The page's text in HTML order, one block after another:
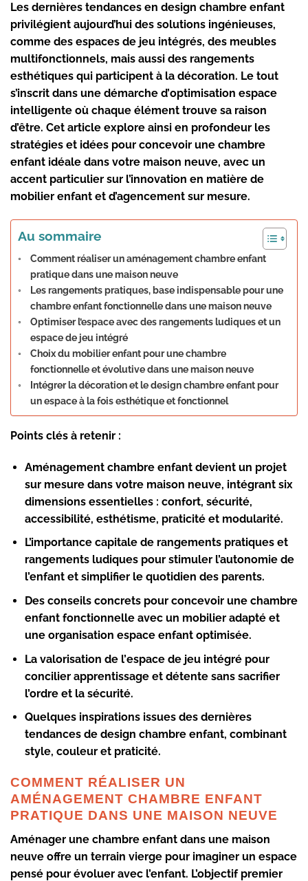
Les dernières tendances en design chambre enfant
privilégient aujourd’hui des solutions ingénieuses,
comme des espaces de jeu intégrés, des meubles
multifonctionnels, mais aussi des rangements
esthétiques qui participent à la décoration. Le tout
s’inscrit dans une démarche d’optimisation espace
intelligente où chaque élément trouve sa raison
d’être. Cet article explore ainsi en profondeur les
stratégies et idées pour concevoir une chambre
enfant idéale dans votre maison neuve, avec un
accent particulier sur l’innovation en matière de
mobilier enfant et d’agencement sur mesure.
Au sommaire
Comment réaliser un aménagement chambre enfant
pratique dans une maison neuve
Les rangements pratiques, base indispensable pour une
chambre enfant fonctionnelle dans une maison neuve
Optimiser l’espace avec des rangements ludiques et un
espace de jeu intégré
Choix du mobilier enfant pour une chambre
fonctionnelle et évolutive dans une maison neuve
Intégrer la décoration et le design chambre enfant pour
un espace à la fois esthétique et fonctionnel
Points clés à retenir :
Aménagement chambre enfantdevient un projet
sur mesure dans votre maison neuve, intégrant six
dimensions essentielles : confort, sécurité,
accessibilité, esthétisme, praticité et modularité.
L’importance capitale de rangements pratiqueset
rangements ludiquespour stimuler l’autonomie de
l’enfant et simplifier le quotidien des parents.
Des conseils concrets pour concevoir une chambre
enfant fonctionnelleavec un mobilier adapté et
une organisation espace enfantoptimisée.
La valorisation de l’espace de jeu intégrépour
concilier apprentissage et détente sans sacrifier
l’ordre et la sécurité.
Quelques inspirations issues des dernières
tendances de design chambre enfant, combinant
style, couleur et praticité.
COMMENT RÉALISER UN
AMÉNAGEMENT CHAMBRE ENFANT
PRATIQUE DANS UNE MAISON NEUVE
Aménager une chambre enfant dans une maison
neuve offre un terrain vierge pour imaginer un espace
pensé pour évoluer avec l’enfant. L’objectif premier